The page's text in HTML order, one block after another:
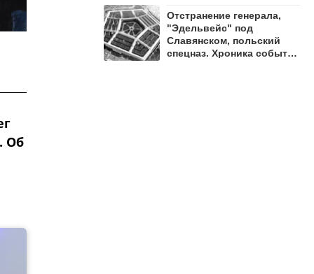
Об
Отстранение генерала,
"Эдельвейс" под
Славянском, польский
спецназ. Хроника событий